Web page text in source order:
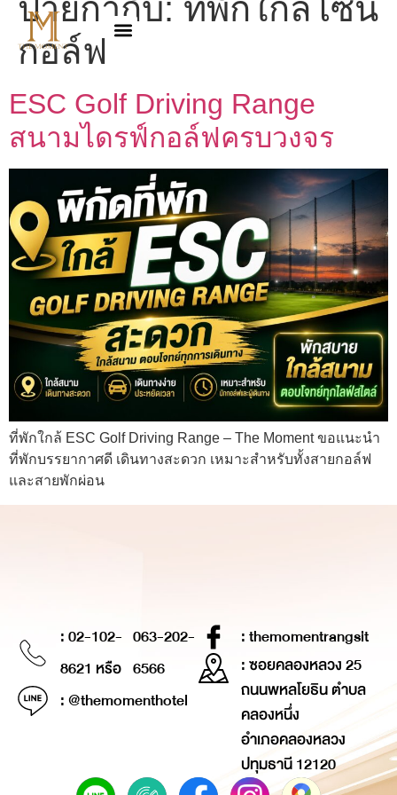
ป้ายกำกับ: ที่พักใกล้โซน
กอล์ฟ
ESC Golf Driving Range
สนามไดรฟ์กอล์ฟครบวงจร
ที่พักใกล้ ESC Golf Driving Range – The Moment ขอแนะนำ
ที่พักบรรยากาศดี เดินทางสะดวก เหมาะสำหรับทั้งสายกอล์ฟ
และสายพักผ่อน
: 02-102-
8621 หรือ
063-202-
6566
: @themomenthotel
: themomentrangsit
: ซอยคลองหลวง 25
ถนนพหลโยธิน ตำบล
คลองหนึ่ง
อำเภอคลองหลวง
ปทุมธานี 12120